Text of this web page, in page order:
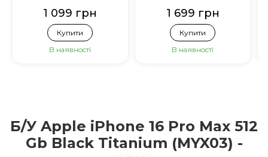
1 099 грн
Купити
В наявності
1 699 грн
Купити
В наявності
Б/У Apple iPhone 16 Pro Max 512
Gb Black Titanium (MYX03) -